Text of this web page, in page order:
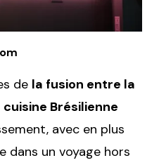
de la fusion entre la
Brésilienne
avec en plus
dans un voyage hors